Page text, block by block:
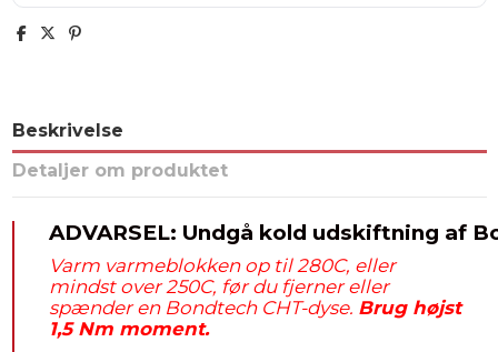
Beskrivelse
Detaljer om produktet
ADVARSEL: Undgå kold udskiftning af
Varm varmeblokken op til 280C, eller
mindst over 250C, før du fjerner eller
spænder en Bondtech CHT-dyse. Brug højst
1,5 Nm moment.